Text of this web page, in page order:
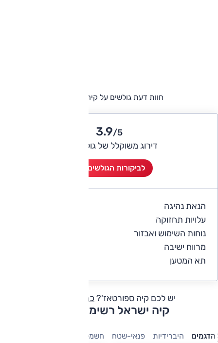
חוות דעת גולשים על קיה ספורטאז'
3.9/5
דירוג משוקלל של גולשי אוטו
לביקורות הגולשים (11)
הנאת נהיגה
עלויות תחזוקה
נוחות השימוש ואבזור
מרווח ישיבה
תא המטען
יש לכם קיה ספורטאז'? כתבו חוות דעת
קיה ישראל רשימת דגמים
הדגמים היברידיות פנאי-שטח חשמלי